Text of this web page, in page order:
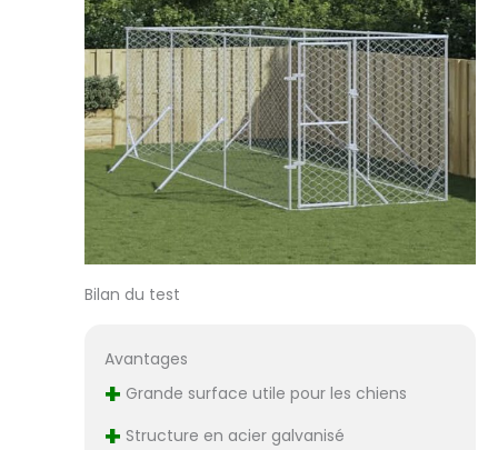
Bilan du test
Avantages
+ Grande surface utile pour les chiens
+ Structure en acier galvanisé